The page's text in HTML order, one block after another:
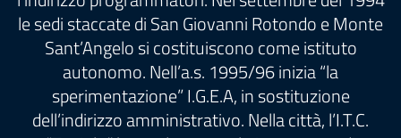
le sedi staccate di San Giovanni Rotondo e Monte
Sant’Angelo si costituiscono come istituto
autonomo. Nell’a.s. 1995/96 inizia “la
sperimentazione” I.G.E.A, in sostituzione
dell’indirizzo amministrativo. Nella città, l’I.T.C.